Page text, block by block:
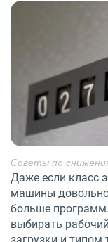
Советы по
Даже если класс
машины довольно
больше
выбирать